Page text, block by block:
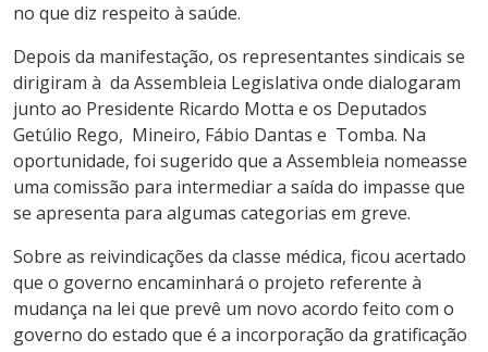
no que diz respeito à saúde.
Depois da manifestação, os representantes sindicais se
dirigiram à da Assembleia Legislativa onde dialogaram
junto ao Presidente Ricardo Motta e os Deputados
Getúlio Rego, Mineiro, Fábio Dantas e Tomba. Na
oportunidade, foi sugerido que a Assembleia nomeasse
uma comissão para intermediar a saída do impasse que
se apresenta para algumas categorias em greve.
Sobre as reivindicações da classe médica, ficou acertado
que o governo encaminhará o projeto referente à
mudança na lei que prevê um novo acordo feito com o
governo do estado que é a incorporação da gratificação